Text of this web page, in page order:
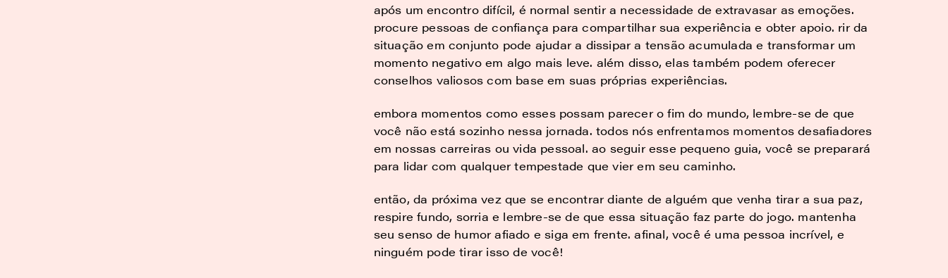
após um encontro difícil, é normal sentir a necessidade de extravasar as emoções.
procure pessoas de confiança para compartilhar sua experiência e obter apoio. rir da
situação em conjunto pode ajudar a dissipar a tensão acumulada e transformar um
momento negativo em algo mais leve. além disso, elas também podem oferecer
conselhos valiosos com base em suas próprias experiências.
embora momentos como esses possam parecer o fim do mundo, lembre-se de que
você não está sozinho nessa jornada. todos nós enfrentamos momentos desafiadores
em nossas carreiras ou vida pessoal. ao seguir esse pequeno guia, você se preparará
para lidar com qualquer tempestade que vier em seu caminho.
então, da próxima vez que se encontrar diante de alguém que venha tirar a sua paz,
respire fundo, sorria e lembre-se de que essa situação faz parte do jogo. mantenha
seu senso de humor afiado e siga em frente. afinal, você é uma pessoa incrível, e
ninguém pode tirar isso de você!